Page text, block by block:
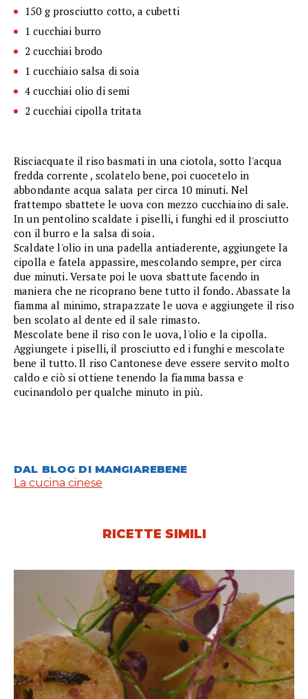
150 g prosciutto cotto, a cubetti
1 cucchiai burro
2 cucchiai brodo
1 cucchiaio salsa di soia
4 cucchiai olio di semi
2 cucchiai cipolla tritata
Risciacquate il riso basmati in una ciotola, sotto l'acqua
fredda corrente , scolatelo bene, poi cuocetelo in
abbondante acqua salata per circa 10 minuti. Nel
frattempo sbattete le uova con mezzo cucchiaino di sale.
In un pentolino scaldate i piselli, i funghi ed il prosciutto
con il burro e la salsa di soia.
Scaldate l'olio in una padella antiaderente, aggiungete la
cipolla e fatela appassire, mescolando sempre, per circa
due minuti. Versate poi le uova sbattute facendo in
maniera che ne ricoprano bene tutto il fondo. Abassate la
fiamma al minimo, strapazzate le uova e aggiungete il riso
ben scolato al dente ed il sale rimasto.
Mescolate bene il riso con le uova, l'olio e la cipolla.
Aggiungete i piselli, il prosciutto ed i funghi e mescolate
bene il tutto. Il riso Cantonese deve essere servito molto
caldo e ciò si ottiene tenendo la fiamma bassa e
cucinandolo per qualche minuto in più.
DAL BLOG DI MANGIAREBENE
La cucina cinese
RICETTE SIMILI